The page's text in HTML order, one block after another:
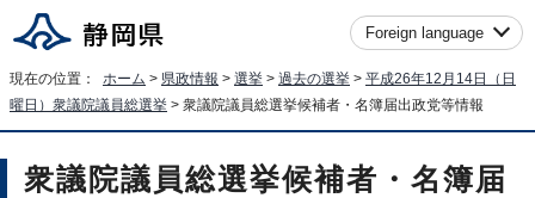
Foreign language
現在の位置： ホーム > 県政情報 > 選挙 > 過去の選挙 > 平成26年12月14日（日
曜日）衆議院議員総選挙 > 衆議院議員総選挙候補者・名簿届出政党等情報
衆議院議員総選挙候補者・名簿届